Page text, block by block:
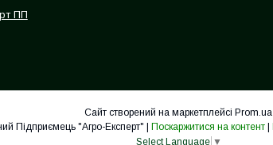
ПП
Сайт створений на маркетплейсі Prom.ua
Поскаржитися на контент
Select Language ▼